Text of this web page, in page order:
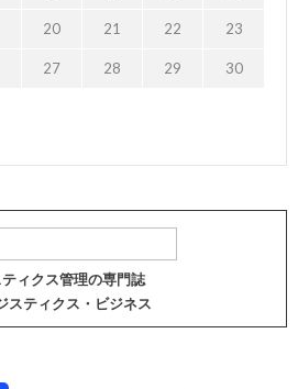
20 21 22 23
27 28 29 30
ティクス管理の専門誌
スティクス・ビジネス